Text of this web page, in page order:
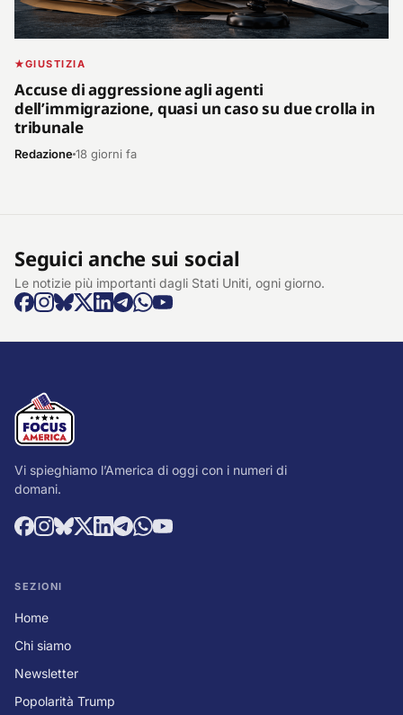
GIUSTIZIA
Accuse di aggressione agli agenti
dell’immigrazione, quasi un caso su due crolla in
tribunale
Redazione18 giorni fa
Seguici anche sui social
Le notizie più importanti dagli Stati Uniti, ogni giorno.
Vi spieghiamo l’America di oggi con i numeri di
domani.
SEZIONI
Home
Chi siamo
Newsletter
Popolarità Trump